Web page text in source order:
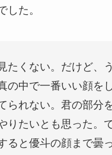
した。
たくない。だけど、
の中で一番いい顔を
られない。君の部分を
りたいとも思った。
ると優斗の顔まで曇